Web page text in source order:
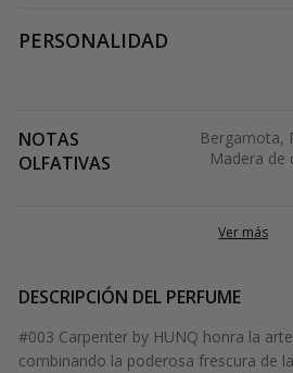
PERSONALIDAD
NOTAS
OLFATIVAS
Bergamota,
Madera de
Ver más
DESCRIPCIÓN DEL PERFUME
#003 Carpenter by HUNQ honra la
combinando la poderosa frescura de